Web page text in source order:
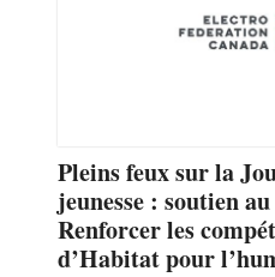
Pleins feux sur la
jeunesse : soutien
Renforcer les
d’Habitat pour